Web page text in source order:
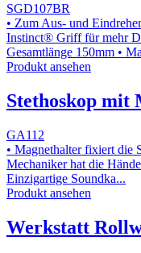
SGD107BR
• Zum Aus- und
Instinct® Griff für mehr
Gesamtlänge 150mm •
Produkt ansehen
Stethoskop mit
GA112
• Magnethalter fixiert die
Mechaniker hat die
Einzigartige Soundka...
Produkt ansehen
Werkstatt